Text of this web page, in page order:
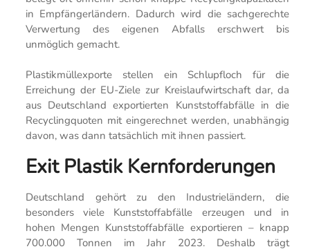
in Empfängerländern. Dadurch wird die sachgerechte
Verwertung des eigenen Abfalls erschwert bis
unmöglich gemacht.
Plastikmüllexporte stellen ein Schlupfloch für die
Erreichung der EU-Ziele zur Kreislaufwirtschaft dar, da
aus Deutschland exportierten Kunststoffabfälle in die
Recyclingquoten mit eingerechnet werden, unabhängig
davon, was dann tatsächlich mit ihnen passiert.
Exit Plastik Kernforderungen
Deutschland gehört zu den Industrieländern, die
besonders viele Kunststoffabfälle erzeugen und in
hohen Mengen Kunststoffabfälle exportieren – knapp
700.000 Tonnen im Jahr 2023. Deshalb trägt